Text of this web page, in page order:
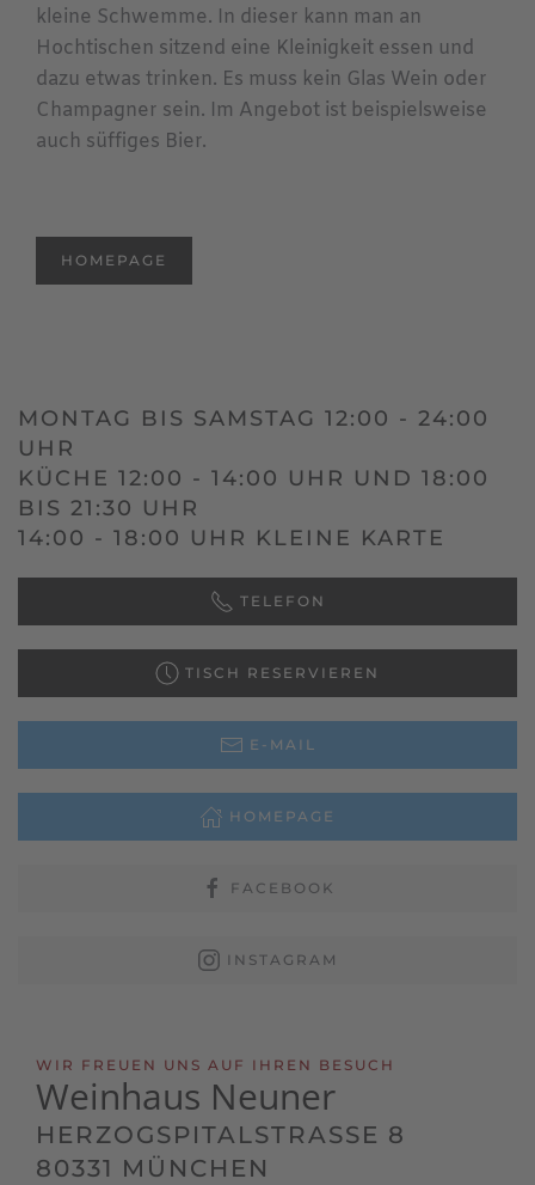
kleine Schwemme. In dieser kann man an
Hochtischen sitzend eine Kleinigkeit essen und
dazu etwas trinken. Es muss kein Glas Wein oder
Champagner sein. Im Angebot ist beispielsweise
auch süffiges Bier.
HOMEPAGE
MONTAG BIS SAMSTAG 12:00 - 24:00
UHR
KÜCHE 12:00 - 14:00 UHR UND 18:00
BIS 21:30 UHR
14:00 - 18:00 UHR KLEINE KARTE
TELEFON
TISCH RESERVIEREN
E-MAIL
HOMEPAGE
FACEBOOK
INSTAGRAM
WIR FREUEN UNS AUF IHREN BESUCH
Weinhaus Neuner
HERZOGSPITALSTRASSE 8
80331 MÜNCHEN